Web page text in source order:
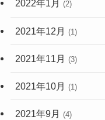
2022年1月 (2)
2021年12月 (1)
2021年11月 (3)
2021年10月 (1)
2021年9月 (4)